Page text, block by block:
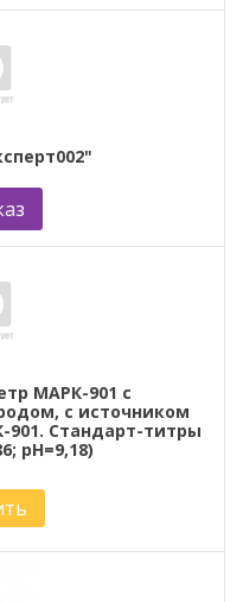
МАРК-901 с
с источником
Стандарт-титры
рН=9,18)